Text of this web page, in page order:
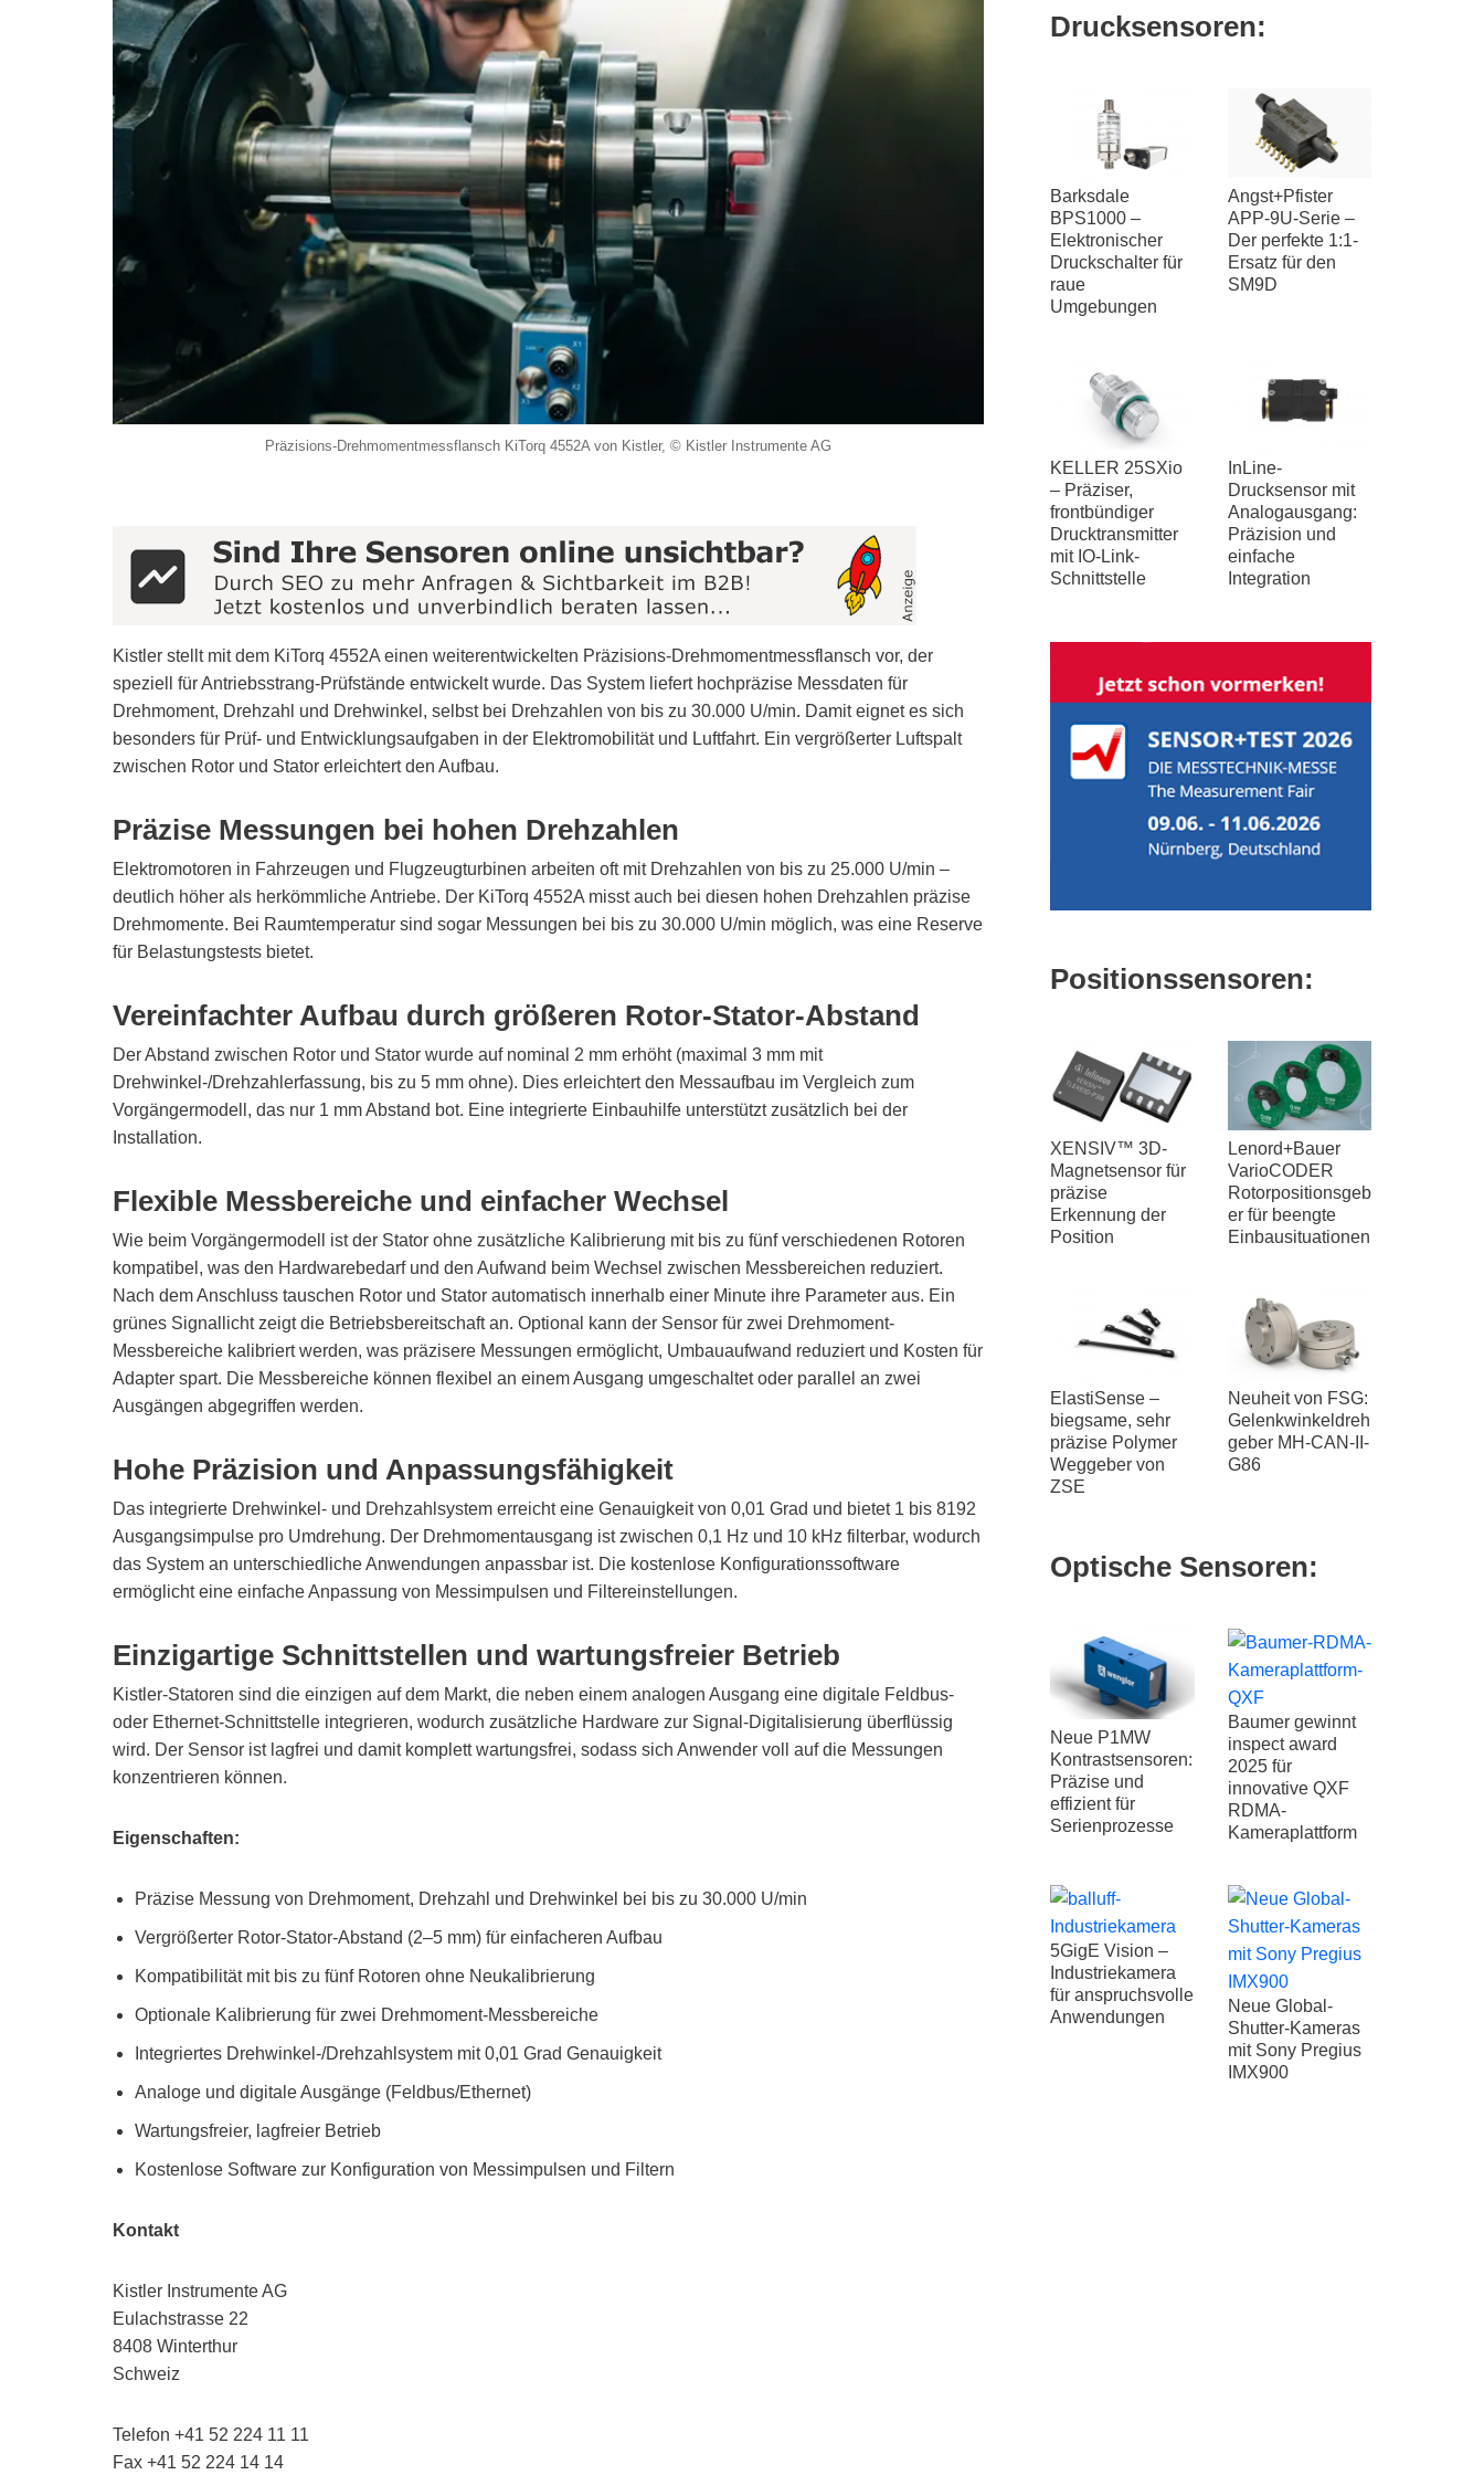
GASSENSOR
INDUKTIVER SENSOR
KAPAZITIVER SENSOR
KRAFTSENSOR
LASERSENSOR
NEIGUNGSSENSOR
OPTISCHER SENSOR
RADARSENSOR
SEILZUGSENSOR
ULTRASCHALLSENSOR
VIBRATIONSSENSOR
WEGSENSOR
WINKELSENSOR
ZYLINDERSENSOR
Präzisions-Drehmomentmessflansch KiTorq 4552A von Kistler, © Kistler Instrumente AG
Kistler stellt mit dem KiTorq 4552A einen weiterentwickelten Präzisions-Drehmomentmessflansch vor, der
speziell für Antriebsstrang-Prüfstände entwickelt wurde. Das System liefert hochpräzise Messdaten für
Drehmoment, Drehzahl und Drehwinkel, selbst bei Drehzahlen von bis zu 30.000 U/min. Damit eignet es sich
besonders für Prüf- und Entwicklungsaufgaben in der Elektromobilität und Luftfahrt. Ein vergrößerter Luftspalt
zwischen Rotor und Stator erleichtert den Aufbau.
Präzise Messungen bei hohen Drehzahlen
Elektromotoren in Fahrzeugen und Flugzeugturbinen arbeiten oft mit Drehzahlen von bis zu 25.000 U/min –
deutlich höher als herkömmliche Antriebe. Der KiTorq 4552A misst auch bei diesen hohen Drehzahlen präzise
Drehmomente. Bei Raumtemperatur sind sogar Messungen bei bis zu 30.000 U/min möglich, was eine Reserve
für Belastungstests bietet.
Vereinfachter Aufbau durch größeren Rotor-Stator-Abstand
Der Abstand zwischen Rotor und Stator wurde auf nominal 2 mm erhöht (maximal 3 mm mit
Drehwinkel-/Drehzahlerfassung, bis zu 5 mm ohne). Dies erleichtert den Messaufbau im Vergleich zum
Vorgängermodell, das nur 1 mm Abstand bot. Eine integrierte Einbauhilfe unterstützt zusätzlich bei der
Installation.
Flexible Messbereiche und einfacher Wechsel
Wie beim Vorgängermodell ist der Stator ohne zusätzliche Kalibrierung mit bis zu fünf verschiedenen Rotoren
kompatibel, was den Hardwarebedarf und den Aufwand beim Wechsel zwischen Messbereichen reduziert.
Nach dem Anschluss tauschen Rotor und Stator automatisch innerhalb einer Minute ihre Parameter aus. Ein
grünes Signallicht zeigt die Betriebsbereitschaft an. Optional kann der Sensor für zwei Drehmoment-
Messbereiche kalibriert werden, was präzisere Messungen ermöglicht, Umbauaufwand reduziert und Kosten für
Adapter spart. Die Messbereiche können flexibel an einem Ausgang umgeschaltet oder parallel an zwei
Ausgängen abgegriffen werden.
Hohe Präzision und Anpassungsfähigkeit
Das integrierte Drehwinkel- und Drehzahlsystem erreicht eine Genauigkeit von 0,01 Grad und bietet 1 bis 8192
Ausgangsimpulse pro Umdrehung. Der Drehmomentausgang ist zwischen 0,1 Hz und 10 kHz filterbar, wodurch
das System an unterschiedliche Anwendungen anpassbar ist. Die kostenlose Konfigurationssoftware
ermöglicht eine einfache Anpassung von Messimpulsen und Filtereinstellungen.
Einzigartige Schnittstellen und wartungsfreier Betrieb
Kistler-Statoren sind die einzigen auf dem Markt, die neben einem analogen Ausgang eine digitale Feldbus-
oder Ethernet-Schnittstelle integrieren, wodurch zusätzliche Hardware zur Signal-Digitalisierung überflüssig
wird. Der Sensor ist lagfrei und damit komplett wartungsfrei, sodass sich Anwender voll auf die Messungen
konzentrieren können.
Eigenschaften:
Präzise Messung von Drehmoment, Drehzahl und Drehwinkel bei bis zu 30.000 U/min
Vergrößerter Rotor-Stator-Abstand (2–5 mm) für einfacheren Aufbau
Kompatibilität mit bis zu fünf Rotoren ohne Neukalibrierung
Optionale Kalibrierung für zwei Drehmoment-Messbereiche
Integriertes Drehwinkel-/Drehzahlsystem mit 0,01 Grad Genauigkeit
Analoge und digitale Ausgänge (Feldbus/Ethernet)
Wartungsfreier, lagfreier Betrieb
Kostenlose Software zur Konfiguration von Messimpulsen und Filtern
Kontakt
Kistler Instrumente AG
Eulachstrasse 22
8408 Winterthur
Schweiz
Telefon +41 52 224 11 11
Fax +41 52 224 14 14
Drucksensoren:
Barksdale
BPS1000 –
Elektronischer
Druckschalter für
raue
Umgebungen
Angst+Pfister
APP-9U-Serie –
Der perfekte 1:1-
Ersatz für den
SM9D
KELLER 25SXio
– Präziser,
frontbündiger
Drucktransmitter
mit IO-Link-
Schnittstelle
InLine-
Drucksensor mit
Analogausgang:
Präzision und
einfache
Integration
Positionssensoren:
XENSIV™ 3D-
Magnetsensor für
präzise
Erkennung der
Position
Lenord+Bauer
VarioCODER
Rotorpositionsgeb
er für beengte
Einbausituationen
ElastiSense –
biegsame, sehr
präzise Polymer
Weggeber von
ZSE
Neuheit von FSG:
Gelenkwinkeldreh
geber MH-CAN-II-
G86
Optische Sensoren:
Neue P1MW
Kontrastsensoren:
Präzise und
effizient für
Serienprozesse
Baumer gewinnt
inspect award
2025 für
innovative QXF
RDMA-
Kameraplattform
5GigE Vision –
Industriekamera
für anspruchsvolle
Anwendungen
Neue Global-
Shutter-Kameras
mit Sony Pregius
IMX900